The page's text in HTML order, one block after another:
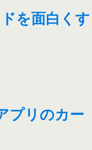
ドを面白くす
プリのカー